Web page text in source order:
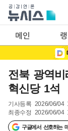
메인
전북 광역
혁신당 1석
기사등록 2026/06/04
최종수정 2026/06/04
구글에서 선호하는